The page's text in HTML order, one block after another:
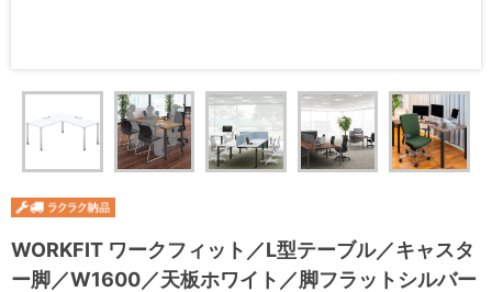
WORKFIT ワークフィット／L型テーブル／キャスタ
ー脚／W1600／天板ホワイト／脚フラットシルバー